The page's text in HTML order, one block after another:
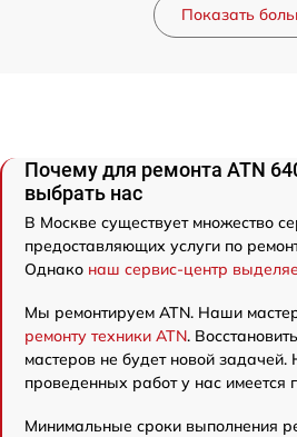
Показать
Почему для ремонта ATN
выбрать нас
В Москве существует множество
предоставляющих услуги по
Однако наш сервис-центр
Мы ремонтируем ATN. Наши
ремонту техники ATN.
мастеров не будет новой
проведенных работ у нас имеется
Минимальные сроки выполнения